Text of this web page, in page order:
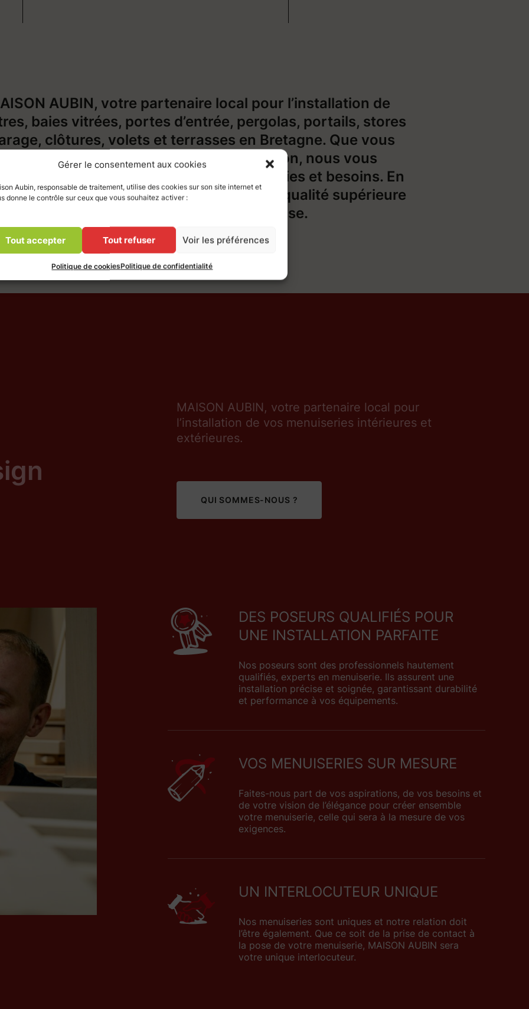
Gérer le consentement aux cookies
Aubin, responsable de traitement, utilise des cookies sur son site internet et
donne le contrôle sur ceux que vous souhaitez activer :
Tout accepter Tout refuser Voir les préférences
Politique de cookiesPolitique de confidentialité
AUBIN, votre partenaire local pour l’installation de
baies vitrées, portes d’entrée, pergolas, portails, stores
clôtures, volets et terrasses en Bretagne. Que vous
ou rénovation de votre maison, nous vous
sur-mesure adaptées à vos envies et besoins. En
Aubin, vous bénéficiez de produits de qualité supérieure
expertise locale reconnue incluant la pose.
MAISON AUBIN, votre partenaire local pour
l’installation de vos menuiseries intérieures et
extérieures.
QUI SOMMES-NOUS ?
DES POSEURS QUALIFIÉS POUR
UNE INSTALLATION PARFAITE
Nos poseurs sont des professionnels hautement
qualifiés, experts en menuiserie. Ils assurent une
installation précise et soignée, garantissant durabilité
et performance à vos équipements.
VOS MENUISERIES SUR MESURE
Faites-nous part de vos aspirations, de vos besoins et
de votre vision de l’élégance pour créer ensemble
votre menuiserie, celle qui sera à la mesure de vos
exigences.
UN INTERLOCUTEUR UNIQUE
Nos menuiseries sont uniques et notre relation doit
l’être également. Que ce soit de la prise de contact à
la pose de votre menuiserie, MAISON AUBIN sera
votre unique interlocuteur.